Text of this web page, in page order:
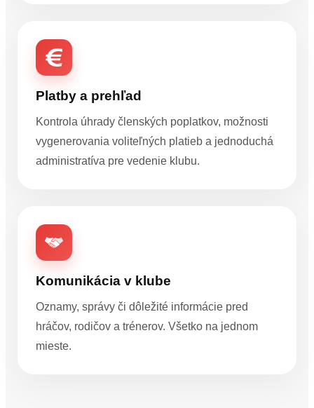
Platby a prehľad
Kontrola úhrady členských poplatkov, možnosti
vygenerovania voliteľných platieb a jednoduchá
administratíva pre vedenie klubu.
Komunikácia v klube
Oznamy, správy či dôležité informácie pred
hráčov, rodičov a trénerov. Všetko na jednom
mieste.